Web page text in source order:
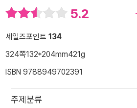
5.2
세일즈포인트 134
324쪽132*204mm421g
ISBN 9788949702391
주제분류